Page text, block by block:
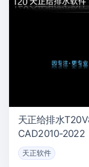
天正给排水
CAD2010-2022
天正软件